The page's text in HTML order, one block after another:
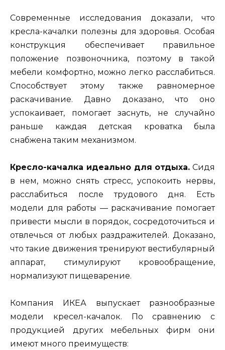
Современные исследования доказали, что
кресла-качалки полезны для здоровья. Особая
конструкция обеспечивает правильное
положение позвоночника, поэтому в такой
мебели комфортно, можно легко расслабиться.
Способствует этому также равномерное
раскачивание. Давно доказано, что оно
успокаивает, помогает заснуть, не случайно
раньше каждая детская кроватка была
снабжена таким механизмом.
Кресло-качалка идеально для отдыха. Сидя
в нем, можно снять стресс, успокоить нервы,
расслабиться после трудового дня. Есть
модели для работы — раскачивание помогает
привести мысли в порядок, сосредоточиться и
отвлечься от любых раздражителей. Доказано,
что такие движения тренируют вестибулярный
аппарат, стимулируют кровообращение,
нормализуют пищеварение.
Компания ИКЕА выпускает разнообразные
модели кресел-качалок. По сравнению с
продукцией других мебельных фирм они
имеют много преимуществ: